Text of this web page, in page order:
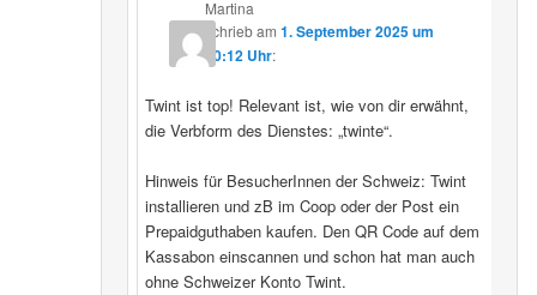
Martina
schriebam1. September 2025 um
20:12 Uhr:
Twint ist top! Relevant ist, wie von dir erwähnt,
die Verbform des Dienstes: „twinte“.
Hinweis für BesucherInnen der Schweiz: Twint
installieren und zB im Coop oder der Post ein
Prepaidguthaben kaufen. Den QR Code auf dem
Kassabon einscannen und schon hat man auch
ohne Schweizer Konto Twint.